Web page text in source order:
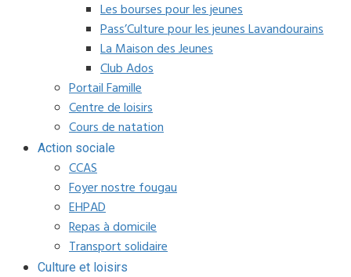
Les bourses pour les jeunes
Pass’Culture pour les jeunes Lavandourains
La Maison des Jeunes
Club Ados
Portail Famille
Centre de loisirs
Cours de natation
Action sociale
CCAS
Foyer nostre fougau
EHPAD
Repas à domicile
Transport solidaire
Culture et loisirs